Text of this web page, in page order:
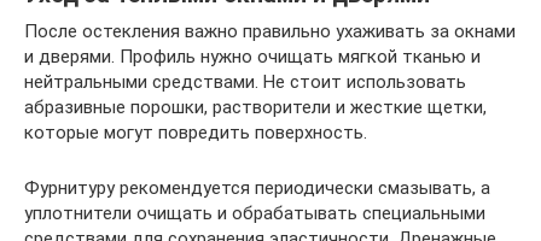
После остекления важно правильно ухаживать за окнами
и дверями. Профиль нужно очищать мягкой тканью и
нейтральными средствами. Не стоит использовать
абразивные порошки, растворители и жесткие щетки,
которые могут повредить поверхность.
Фурнитуру рекомендуется периодически смазывать, а
уплотнители очищать и обрабатывать специальными